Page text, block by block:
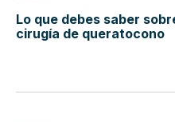
Lo que debes saber
cirugía de queratocono